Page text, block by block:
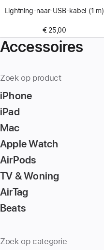
Lightning-naar-USB-kabel (1 m)
€ 25,00
Accessoires
Zoek op product
iPhone
iPad
Mac
Apple Watch
AirPods
TV & Woning
AirTag
Beats
Zoek op categorie